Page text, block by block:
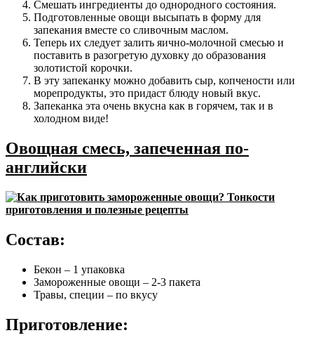
Смешать ингредиенты до однородного состояния.
Подготовленные овощи высыпать в форму для
запекания вместе со сливочным маслом.
Теперь их следует залить яично-молочной смесью и
поставить в разогретую духовку до образования
золотистой корочки.
В эту запеканку можно добавить сыр, копчености или
морепродукты, это придаст блюду новый вкус.
Запеканка эта очень вкусна как в горячем, так и в
холодном виде!
Овощная смесь, запеченная по-
английски
Состав:
Бекон – 1 упаковка
Замороженные овощи – 2-3 пакета
Травы, специи – по вкусу
Приготовление: